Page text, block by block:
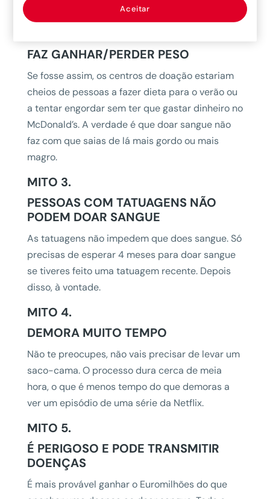
nada. Por isso nada de gritos de terror!
FAZ GANHAR/PERDER PESO
Se fosse assim, os centros de doação estariam
cheios de pessoas a fazer dieta para o verão ou
a tentar engordar sem ter que gastar dinheiro no
McDonald’s. A verdade é que doar sangue não
faz com que saias de lá mais gordo ou mais
magro.
MITO 3.
PESSOAS COM TATUAGENS NÃO
PODEM DOAR SANGUE
As tatuagens não impedem que does sangue. Só
precisas de esperar 4 meses para doar sangue
se tiveres feito uma tatuagem recente. Depois
disso, à vontade.
MITO 4.
DEMORA MUITO TEMPO
Não te preocupes, não vais precisar de levar um
saco-cama. O processo dura cerca de meia
hora, o que é menos tempo do que demoras a
ver um episódio de uma série da Netflix.
MITO 5.
É PERIGOSO E PODE TRANSMITIR
DOENÇAS
É mais provável ganhar o Euromilhões do que
Aceitar